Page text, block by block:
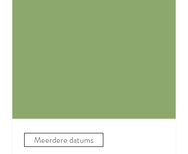
Meerdere datums